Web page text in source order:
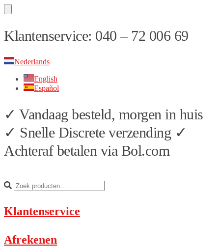
Skip
to
Skip
to
Klantenservice: 040 – 72 006 69
Nederlands
English
Español
✓ Vandaag besteld, morgen in huis
✓ Snelle Discrete verzending ✓
Achteraf betalen via Bol.com
Klantenservice
Afrekenen